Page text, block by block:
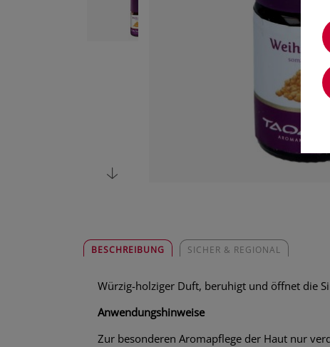
BESCHREIBUNG SICHER & REGIONAL
Würzig-holziger Duft, beruhigt und öffnet die
Anwendungshinweise
Zur besonderen Aromapflege der Haut nur